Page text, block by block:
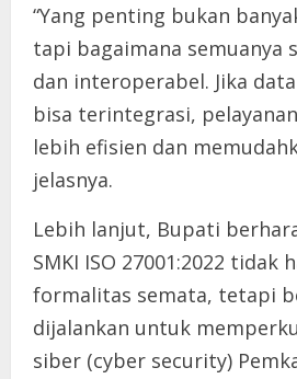
“Yang penting bukan
tapi bagaimana semuanya
dan interoperabel. Jika
bisa terintegrasi,
lebih efisien dan
jelasnya.
Lebih lanjut, Bupati
SMKI ISO 27001:2022 tidak
formalitas semata, tetapi
dijalankan untuk
siber (cyber security)